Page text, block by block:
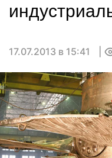
17.07.2013 в 15:41